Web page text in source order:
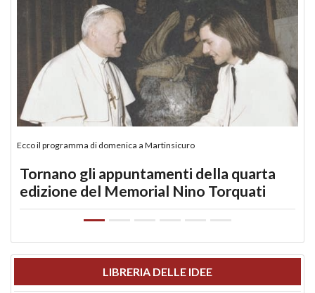
Ecco il programma di domenica a Martinsicuro
Tornano gli appuntamenti della quarta
edizione del Memorial Nino Torquati
LIBRERIA DELLE IDEE